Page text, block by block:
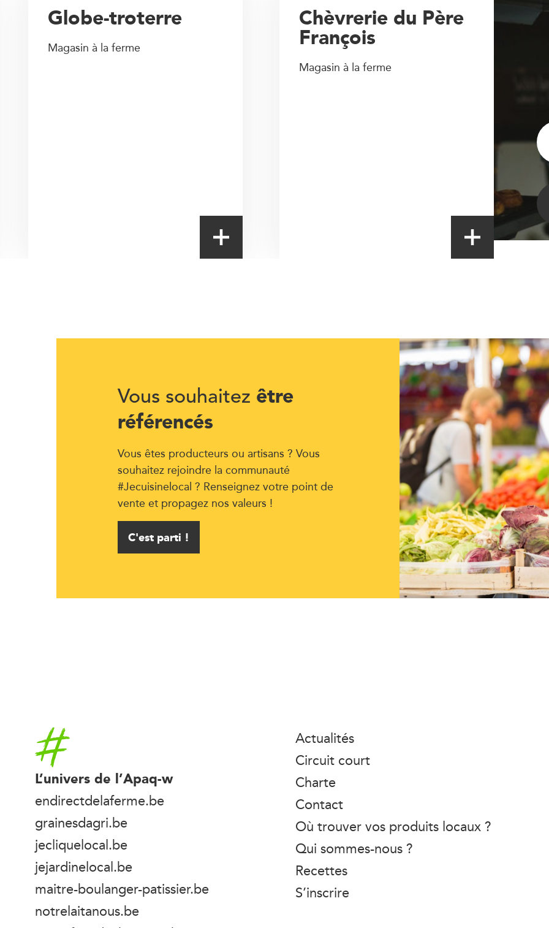
Chèvrerie du Père
François
Magasin à la ferme
Globe-troterre
Magasin à la ferme
Vous souhaitez être
référencés
Vous êtes producteurs ou artisans ? Vous
souhaitez rejoindre la communauté
#Jecuisinelocal ? Renseignez votre point de
vente et propagez nos valeurs !
C'est parti !
Accueil
L’univers de l’Apaq-w
endirectdelaferme.be
grainesdagri.be
jecliquelocal.be
jejardinelocal.be
maitre-boulanger-patissier.be
notrelaitanous.be
Actualités
Circuit court
Charte
Contact
Où trouver vos produits locaux ?
Qui sommes-nous ?
Recettes
S’inscrire